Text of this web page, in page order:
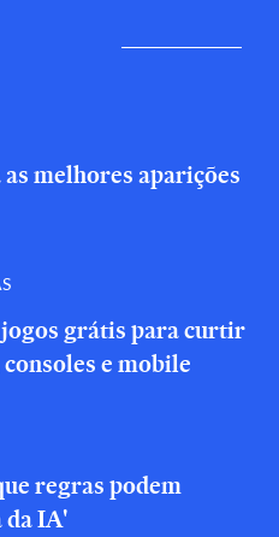
melhores aparições
grátis para curtir
e mobile
regras podem
da IA'